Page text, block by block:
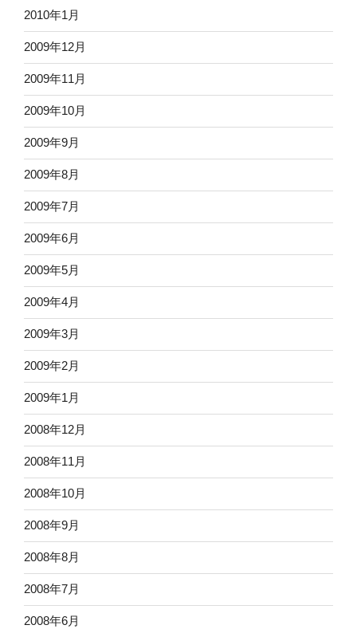
2010年1月
2009年12月
2009年11月
2009年10月
2009年9月
2009年8月
2009年7月
2009年6月
2009年5月
2009年4月
2009年3月
2009年2月
2009年1月
2008年12月
2008年11月
2008年10月
2008年9月
2008年8月
2008年7月
2008年6月